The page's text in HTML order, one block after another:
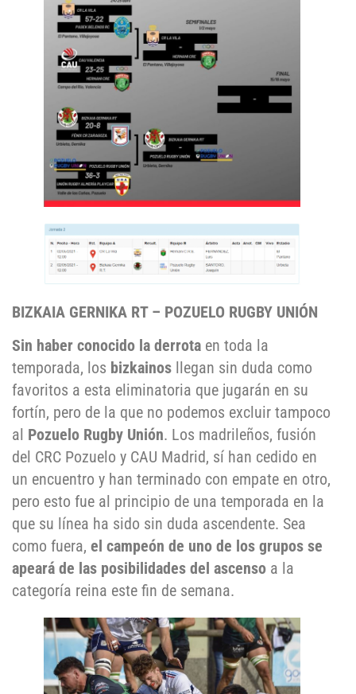
BIZKAIA GERNIKA RT – POZUELO RUGBY UNIÓN
Sin haber conocido la derrota en toda la
temporada, los bizkainos llegan sin duda como
favoritos a esta eliminatoria que jugarán en su
fortín, pero de la que no podemos excluir tampoco
al Pozuelo Rugby Unión. Los madrileños, fusión
del CRC Pozuelo y CAU Madrid, sí han cedido en
un encuentro y han terminado con empate en otro,
pero esto fue al principio de una temporada en la
que su línea ha sido sin duda ascendente. Sea
como fuera, el campeón de uno de los grupos se
apeará de las posibilidades del ascenso a la
categoría reina este fin de semana.